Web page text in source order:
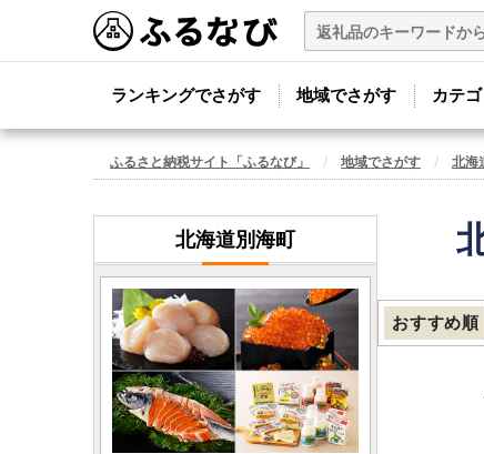
ランキングでさがす 地域でさがす カテ
ふるさと納税サイト「ふるなび」 地域でさがす 北海
おすすめ順
北海道別海町